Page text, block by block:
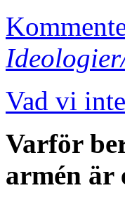
Vad vi
Varför
armén är